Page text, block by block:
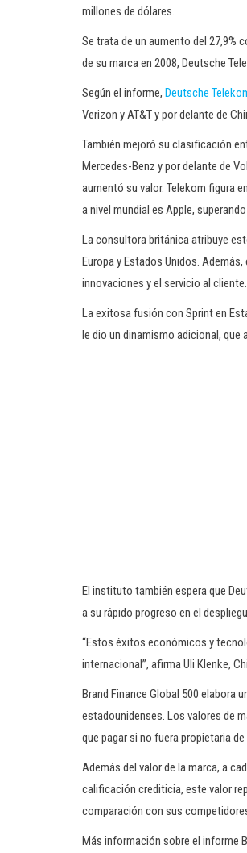
millones de dólares.
Se trata de un aumento del 27,9%
de su marca en 2008, Deutsche
Según el informe, Deutsche
Verizon y AT&T y por delante de
También mejoró su clasificación
Mercedes-Benz y por delante de
aumentó su valor. Telekom figura
a nivel mundial es Apple,
La consultora británica atribuye
Europa y Estados Unidos.
innovaciones y el servicio al cliente.
La exitosa fusión con Sprint en
le dio un dinamismo adicional, que
El instituto también espera que
a su rápido progreso en el
“Estos éxitos económicos y
internacional”, afirma Uli Klenke,
Brand Finance Global 500 elabora
estadounidenses. Los valores de
que pagar si no fuera propietaria de
Además del valor de la marca, a
calificación crediticia, este valor
comparación con sus
Más información sobre el informe